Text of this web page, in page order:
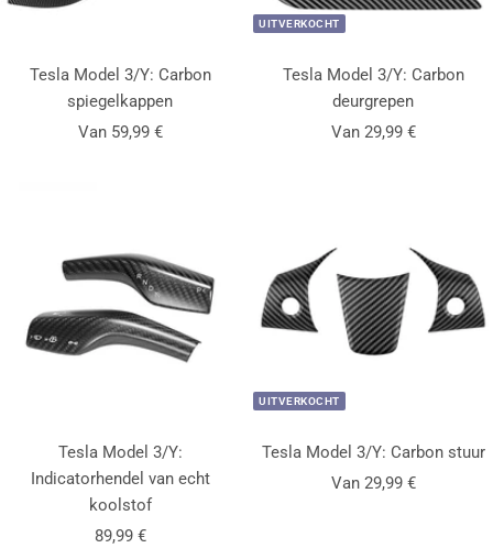
Tesla Model 3/Y: Carbon
spiegelkappen
Aanbiedingsprijs
Van 59,99 €
UITVERKOCHT
Tesla Model 3/Y: Carbon
deurgrepen
Aanbiedingsprijs
Van 29,99 €
Tesla Model 3/Y:
Indicatorhendel van echt
koolstof
Aanbiedingsprijs
89,99 €
UITVERKOCHT
Tesla Model 3/Y: Carbon stuur
Aanbiedingsprijs
Van 29,99 €